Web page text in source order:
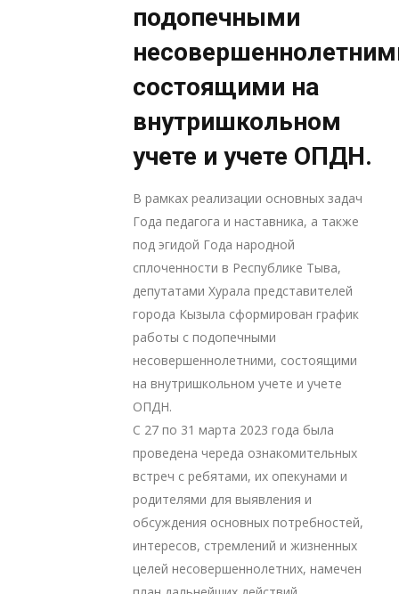
подопечными
состоящими на
внутришкольном
учете и учете ОПДН.
В рамках реализации основных задач
Года педагога и наставника, а также
под эгидой Года народной
сплоченности в Республике Тыва,
депутатами Хурала представителей
города Кызыла сформирован график
работы с подопечными
несовершеннолетними, состоящими
на внутришкольном учете и учете
ОПДН.
С 27 по 31 марта 2023 года была
проведена череда ознакомительных
встреч с ребятами, их опекунами и
родителями для выявления и
обсуждения основных потребностей,
интересов, стремлений и жизненных
целей несовершеннолетних, намечен